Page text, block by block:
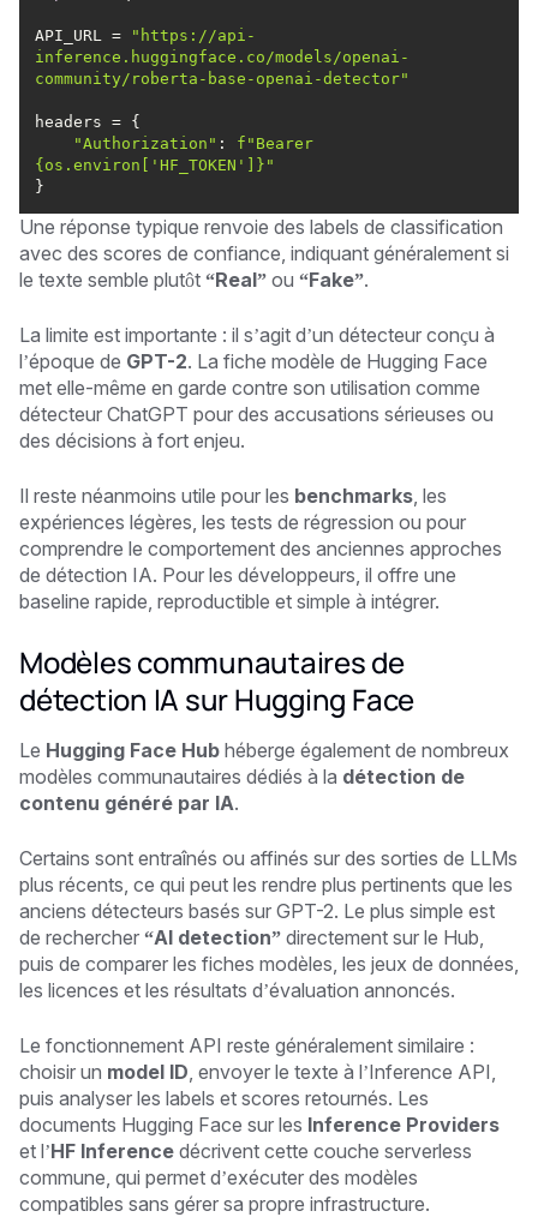
API_URL =
"https://api-
inference.huggingface.co/models/openai-
community/roberta-base-openai-detector"
"Authorization" :
{os.environ[
'HF_TOKEN' ]} "
}
Une réponse typique renvoie des labels de classification
avec des scores de confiance, indiquant généralement si
le texte semble plutôt “Real” ou “Fake”.
La limite est importante : il s’agit d’un détecteur conçu à
l’époque de GPT-2. La fiche modèle de Hugging Face
met elle-même en garde contre son utilisation comme
détecteur ChatGPT pour des accusations sérieuses ou
des décisions à fort enjeu.
Il reste néanmoins utile pour les benchmarks , les
expériences légères, les tests de régression ou pour
comprendre le comportement des anciennes approches
de détection IA. Pour les développeurs, il offre une
baseline rapide, reproductible et simple à intégrer.
Modèles communautaires de
détection IA sur Hugging Face
Le Hugging Face Hub héberge également de nombreux
modèles communautaires dédiés à la détection de
contenu généré par IA.
Certains sont entraînés ou affinés sur des sorties de LLMs
plus récents, ce qui peut les rendre plus pertinents que les
anciens détecteurs basés sur GPT-2. Le plus simple est
de rechercher “AI detection” directement sur le Hub,
puis de comparer les fiches modèles, les jeux de données,
les licences et les résultats d’évaluation annoncés.
Le fonctionnement API reste généralement similaire :
choisir un model ID , envoyer le texte à l’Inference API,
puis analyser les labels et scores retournés. Les
documents Hugging Face sur les Inference Providers
et l’HF Inference décrivent cette couche serverless
commune, qui permet d’exécuter des modèles
compatibles sans gérer sa propre infrastructure.